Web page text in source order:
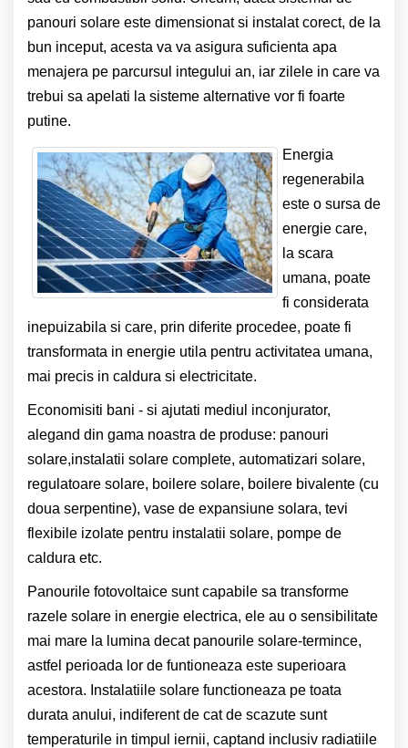
panouri solare este dimensionat si instalat corect, de la
bun inceput, acesta va va asigura suficienta apa
menajera pe parcursul integului an, iar zilele in care va
trebui sa apelati la sisteme alternative vor fi foarte
putine.
Energia
regenerabila
este o sursa de
energie care,
la scara
umana, poate
fi considerata
inepuizabila si care, prin diferite procedee, poate fi
transformata in energie utila pentru activitatea umana,
mai precis in caldura si electricitate.
Economisiti bani - si ajutati mediul inconjurator,
alegand din gama noastra de produse: panouri
solare,instalatii solare complete, automatizari solare,
regulatoare solare, boilere solare, boilere bivalente (cu
doua serpentine), vase de expansiune solara, tevi
flexibile izolate pentru instalatii solare, pompe de
caldura etc.
Panourile fotovoltaice sunt capabile sa transforme
razele solare in energie electrica, ele au o sensibilitate
mai mare la lumina decat panourile solare-termince,
astfel perioada lor de funtioneaza este superioara
acestora. Instalatiile solare functioneaza pe toata
durata anului, indiferent de cat de scazute sunt
temperaturile in timpul iernii, captand inclusiv radiatiile